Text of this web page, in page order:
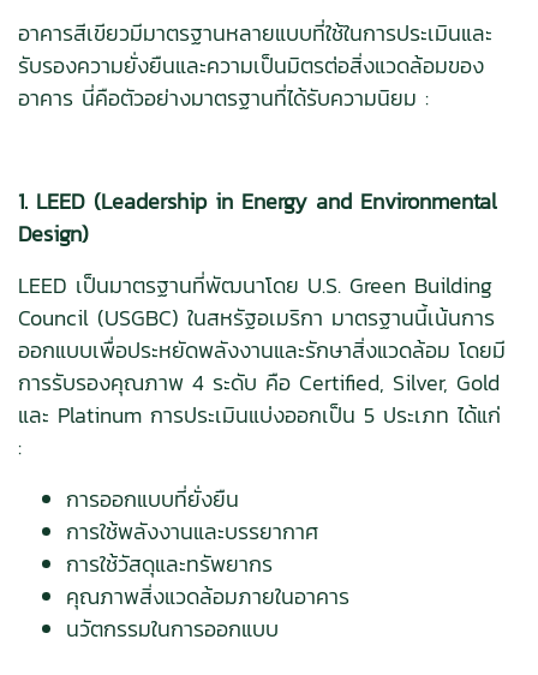
อาคารสีเขียวมีมาตรฐานหลายแบบที่ใช้ในการประเมินและ
รับรองความยั่งยืนและความเป็นมิตรต่อสิ่งแวดล้อมของ
อาคาร นี่คือตัวอย่างมาตรฐานที่ได้รับความนิยม :
1. LEED (Leadership in Energy and Environmental
Design)
LEED เป็นมาตรฐานที่พัฒนาโดย U.S. Green Building
Council (USGBC) ในสหรัฐอเมริกา มาตรฐานนี้เน้นการ
ออกแบบเพื่อประหยัดพลังงานและรักษาสิ่งแวดล้อม โดยมี
การรับรองคุณภาพ 4 ระดับ คือ Certified, Silver, Gold
และ Platinum การประเมินแบ่งออกเป็น 5 ประเภท ได้แก่
:
การออกแบบที่ยั่งยืน
การใช้พลังงานและบรรยากาศ
การใช้วัสดุและทรัพยากร
คุณภาพสิ่งแวดล้อมภายในอาคาร
นวัตกรรมในการออกแบบ